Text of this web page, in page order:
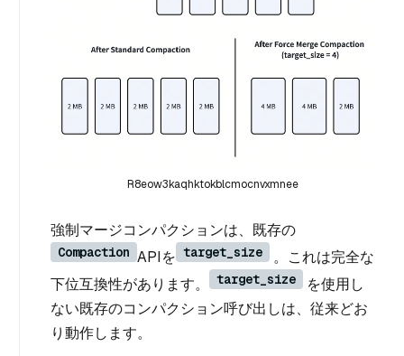
R8eow3kaqhktokblcmocnvxmnee
強制マージコンパクションは、既存の
Compaction APIを target_size
。これは完全な
下位互換性があります。
target_size
を使用し
ない既存のコンパクション呼び出しは、従来どお
り動作します。